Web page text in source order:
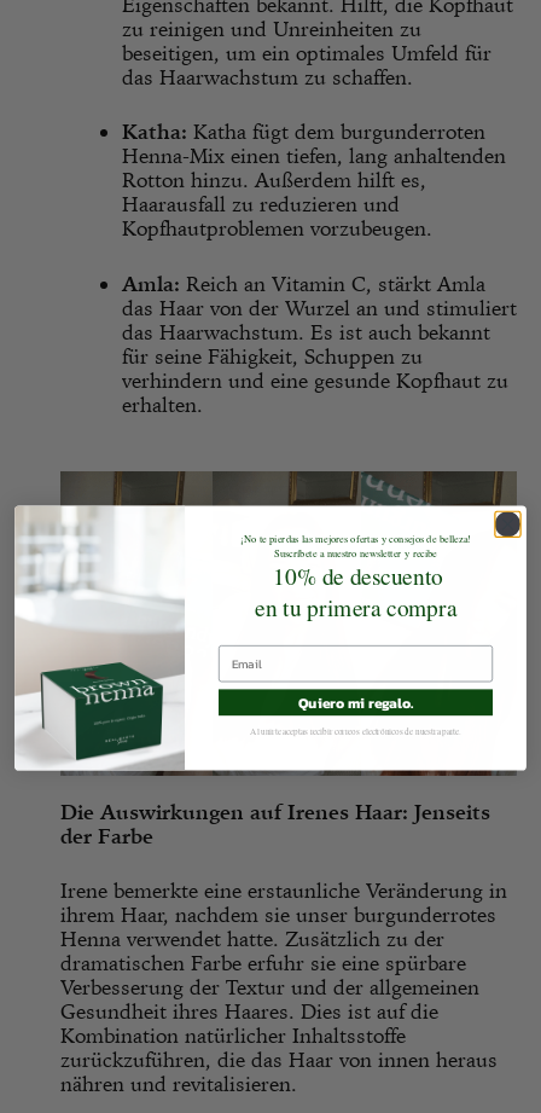
zu reinigen und Unreinheiten zu
beseitigen, um ein optimales Umfeld für
das Haarwachstum zu schaffen.
Katha: Katha fügt dem burgunderroten
Henna-Mix einen tiefen, lang anhaltenden
Rotton hinzu. Außerdem hilft es,
Haarausfall zu reduzieren und
Kopfhautproblemen vorzubeugen.
Amla: Reich an Vitamin C, stärkt Amla
das Haar von der Wurzel an und stimuliert
das Haarwachstum. Es ist auch bekannt
für seine Fähigkeit, Schuppen zu
verhindern und eine gesunde Kopfhaut zu
erhalten.
Die Auswirkungen auf Irenes Haar: Jenseits
der Farbe
Irene bemerkte eine erstaunliche Veränderung in
ihrem Haar, nachdem sie unser burgunderrotes
Henna verwendet hatte. Zusätzlich zu der
dramatischen Farbe erfuhr sie eine spürbare
Verbesserung der Textur und der allgemeinen
Gesundheit ihres Haares. Dies ist auf die
Kombination natürlicher Inhaltsstoffe
zurückzuführen, die das Haar von innen heraus
nähren und revitalisieren.
¡No te pierdas las mejores ofertas y consejos de belleza!
Suscríbete a nuestro newsletter y recibe
10% de descuento
en tu primera compra
Quiero mi regalo.
Al unirte aceptas recibir correos electrónicos de nuestra parte.